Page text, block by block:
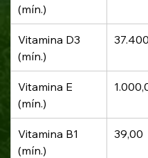
(mín.)
Vitamina D3
(mín.)
Vitamina E
(mín.)
Vitamina B1
(mín.)
39,00